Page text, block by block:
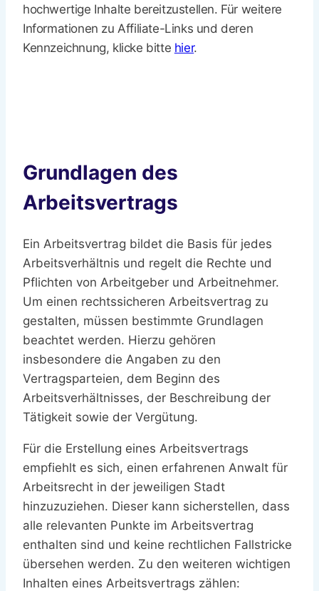
hochwertige Inhalte bereitzustellen. Für weitere
Informationen zu Affiliate-Links und deren
Kennzeichnung, klicke bitte hier.
Grundlagen des
Arbeitsvertrags
Ein Arbeitsvertrag bildet die Basis für jedes
Arbeitsverhältnis und regelt die Rechte und
Pflichten von Arbeitgeber und Arbeitnehmer.
Um einen rechtssicheren Arbeitsvertrag zu
gestalten, müssen bestimmte Grundlagen
beachtet werden. Hierzu gehören
insbesondere die Angaben zu den
Vertragsparteien, dem Beginn des
Arbeitsverhältnisses, der Beschreibung der
Tätigkeit sowie der Vergütung.
Für die Erstellung eines Arbeitsvertrags
empfiehlt es sich, einen erfahrenen Anwalt für
Arbeitsrecht in der jeweiligen Stadt
hinzuzuziehen. Dieser kann sicherstellen, dass
alle relevanten Punkte im Arbeitsvertrag
enthalten sind und keine rechtlichen Fallstricke
übersehen werden. Zu den weiteren wichtigen
Inhalten eines Arbeitsvertrags zählen: